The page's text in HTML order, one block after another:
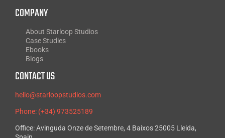
COMPANY
About Starloop Studios
Case Studies
Ebooks
Blogs
CONTACT US
hello@starloopstudios.com
Phone: (+34) 973525189
Office: Avinguda Onze de Setembre, 4 Baixos 25005 Lleida,